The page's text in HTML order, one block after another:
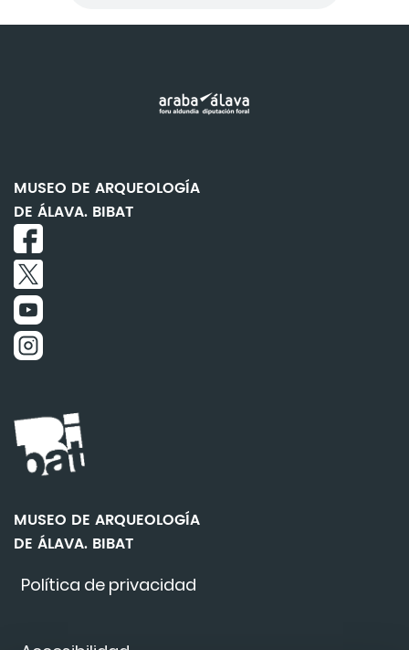
Política de privacidad
MUSEO DE ARQUEOLOGÍA
DE ÁLAVA. BIBAT
MUSEO DE ARQUEOLOGÍA
DE ÁLAVA. BIBAT